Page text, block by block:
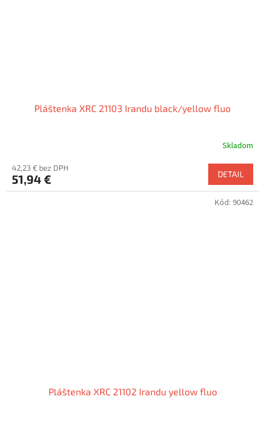
Pláštenka XRC 21103 Irandu black/yellow fluo
Skladom
42,23 € bez DPH
51,94 € DETAIL
Pláštenka XRC 21102 Irandu yellow fluo
Kód: 90462